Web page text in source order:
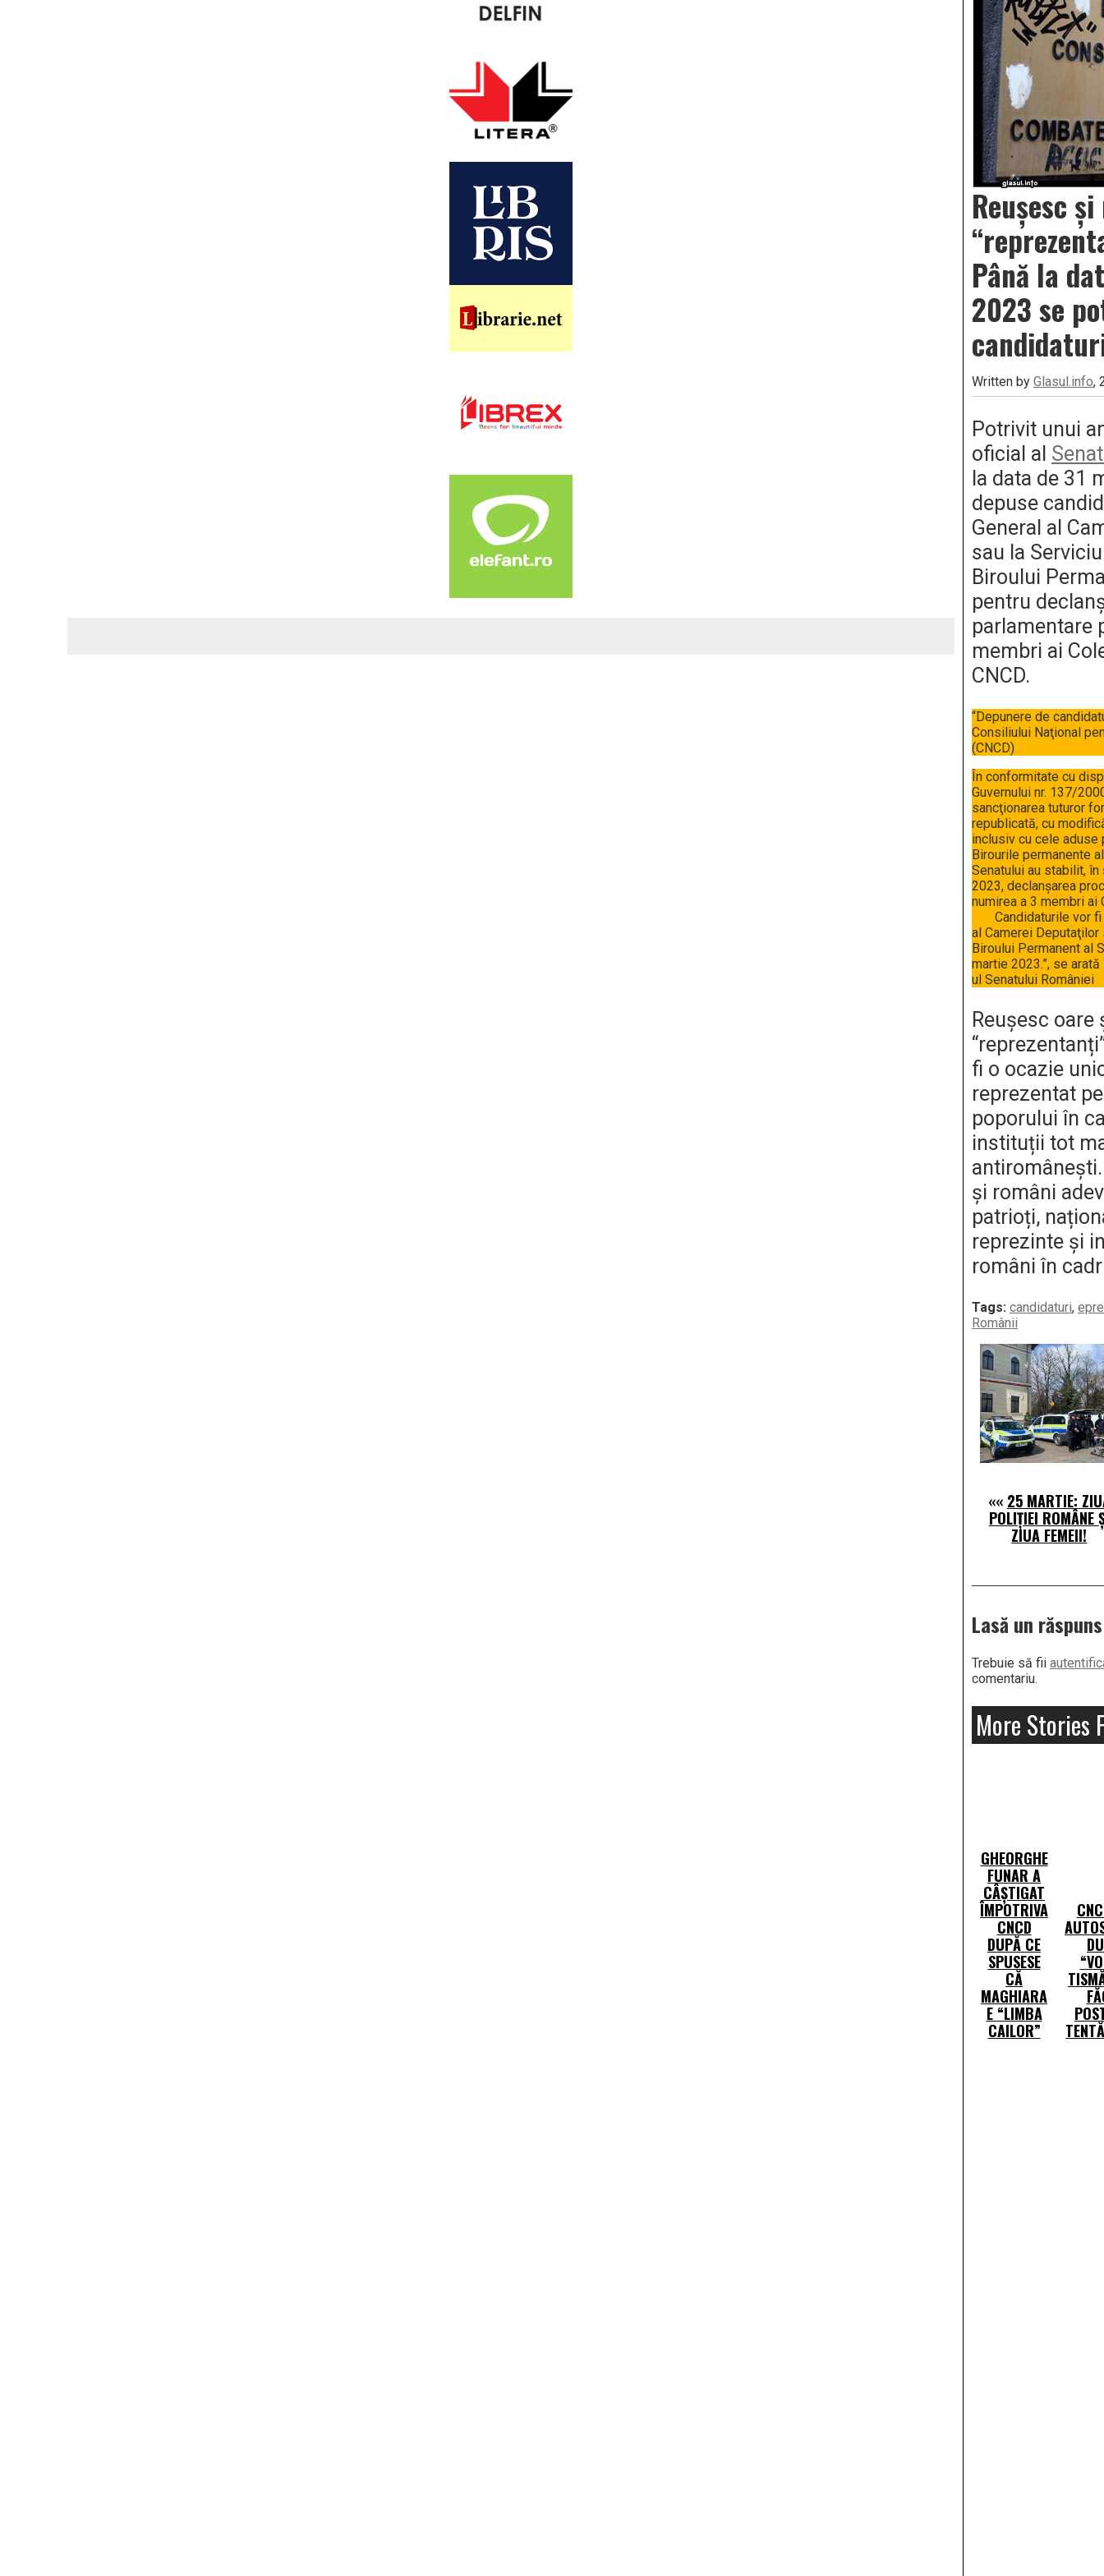
Reușesc
Până la
2023 se
Written by Glasul.info,
Potrivit unui
oficial al
la data de 31
depuse
General al
sau la
Biroului
pentru
parlamentare
membri ai
CNCD.
“Depunere de
Consiliului Naţional
(CNCD)
În conformitate cu
Guvernului nr. 137/
sancţionarea tuturor
republicată, cu
inclusiv cu cele aduse
Birourile permanente
Senatului au stabilit,
2023, declanşarea
numirea a 3 membri ai
Candidaturile vor fi
al Camerei
Biroului Permanent al
martie 2023.”, se
ul Senatului României
Reușesc
fi o ocazie
reprezentat
poporului în
instituții tot
și români
patrioți,
reprezinte și
români în
Tags: candidaturi,
Românii
«« 25 MARTIE:
POLIȚIEI ROMÂNE
ZIUA FEMEII!
Lasă un răspuns
Trebuie să fii
comentariu.
More Stories
GHEORGHE
FUNAR A
CÂȘTIGAT
ÎMPOTRIVA
CNCD
DUPĂ CE
SPUSESE
CĂ
MAGHIARA
E “LIMBA
CAILOR”